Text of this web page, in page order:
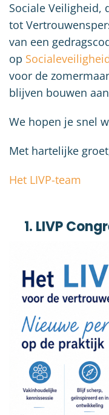
Sociale Veiligheid,
tot
van een
op
voor de
blijven bouwen
We hopen je snel
Met hartelijke
Het LIVP-team
1. LIVP